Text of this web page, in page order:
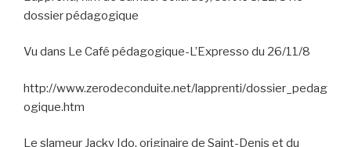
dossier pédagogique
Vu dans Le Café pédagogique-L’Expresso du 26/11/8
http://www.zerodeconduite.net/lapprenti/dossier_pedag
ogique.htm
Le slameur Jacky Ido, originaire de Saint-Denis et du